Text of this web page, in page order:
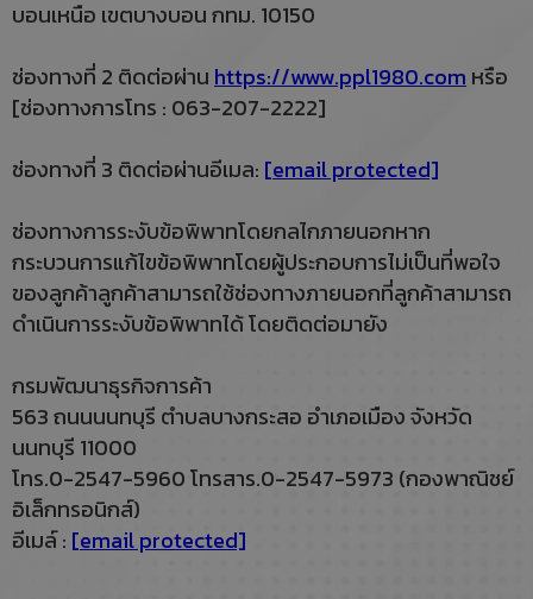
บอนเหนือ เขตบางบอน กทม. 10150
ช่องทางที่ 2 ติดต่อผ่าน https://www.ppl1980.com หรือ
[ช่องทางการโทร : 063-207-2222]
ช่องทางที่ 3 ติดต่อผ่านอีเมล: [email protected]
ช่องทางการระงับข้อพิพาทโดยกลไกภายนอกหาก
กระบวนการแก้ไขข้อพิพาทโดยผู้ประกอบการไม่เป็นที่พอใจ
ของลูกค้าลูกค้าสามารถใช้ช่องทางภายนอกที่ลูกค้าสามารถ
ดำเนินการระงับข้อพิพาทได้ โดยติดต่อมายัง
กรมพัฒนาธุรกิจการค้า
563 ถนนนนทบุรี ตำบลบางกระสอ อำเภอเมือง จังหวัด
นนทบุรี 11000
โทร.0-2547-5960 โทรสาร.0-2547-5973 (กองพาณิชย์
อิเล็กทรอนิกส์)
อีเมล์ : [email protected]